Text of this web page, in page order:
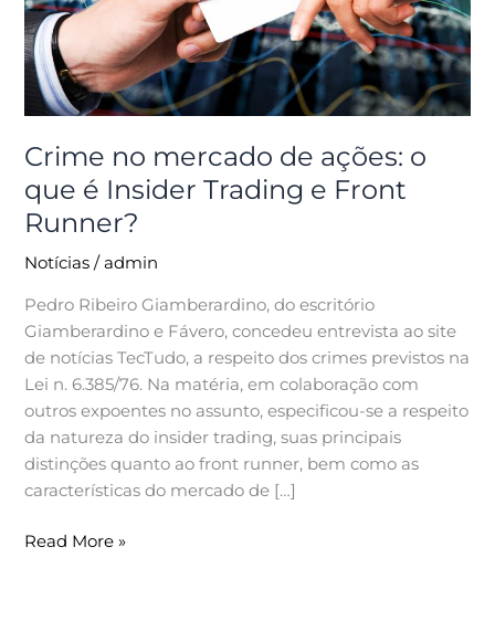
Crime no mercado de ações: o
que é Insider Trading e Front
Runner?
Notícias /admin
Pedro Ribeiro Giamberardino, do escritório
Giamberardino e Fávero, concedeu entrevista ao site
de notícias TecTudo, a respeito dos crimes previstos na
Lei n. 6.385/76. Na matéria, em colaboração com
outros expoentes no assunto, especificou-se a respeito
da natureza do insider trading, suas principais
distinções quanto ao front runner, bem como as
características do mercado de […]
o
que
é
Insider
Trading
e
Front
Runner?
Read More »